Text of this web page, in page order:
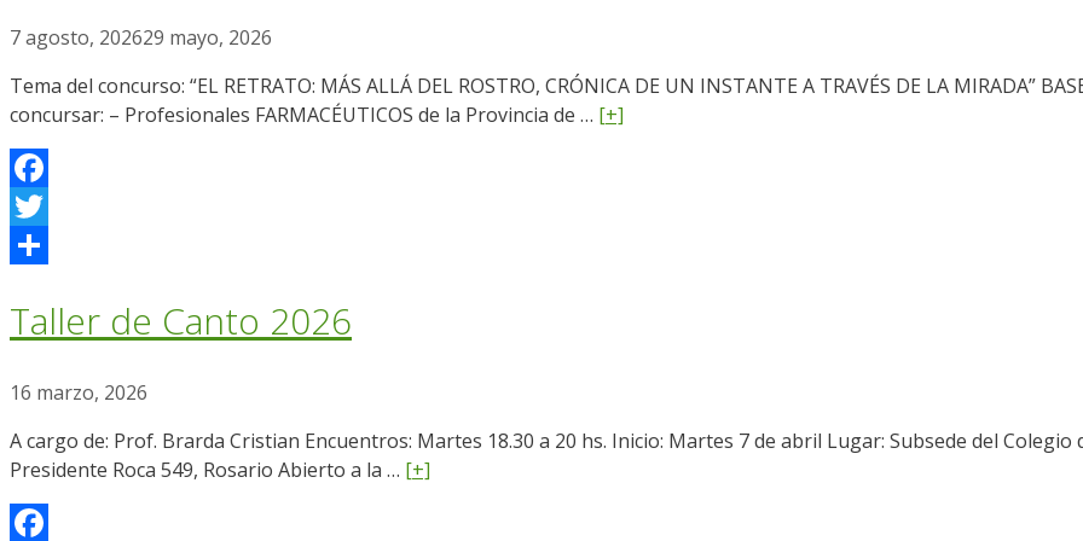
7 agosto, 202629 mayo, 2026
Tema del concurso: “EL RETRATO: MÁS ALLÁ DEL ROSTRO, CRÓNICA DE UN INSTANTE A TRAVÉS DE LA MIRADA”
concursar: – Profesionales FARMACÉUTICOS de la Provincia de … [+]
Facebook
Twitter
Taller de Canto 2026
16 marzo, 2026
A cargo de: Prof. Brarda Cristian Encuentros: Martes 18.30 a 20 hs. Inicio: Martes 7 de abril Lugar: Subsede del Colegio
Presidente Roca 549, Rosario Abierto a la … [+]